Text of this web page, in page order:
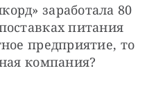
заработала 80
питания
предприятие, то
компания?